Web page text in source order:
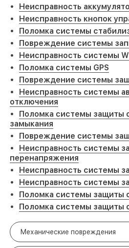
Неисправность
Неисправность кнопок
Поломка системы
Повреждение системы
Неисправность системы
Поломка системы GPS
Повреждение системы
Неисправность системы
отключения
Поломка системы защиты
замыкания
Повреждение системы
Неисправность системы
перенапряжения
Неисправность системы
Неисправность системы
Поломка системы защиты
Поломка системы защиты
Механические повреждения